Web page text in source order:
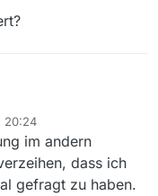
20:24
im andern
dass ich
gefragt zu haben.